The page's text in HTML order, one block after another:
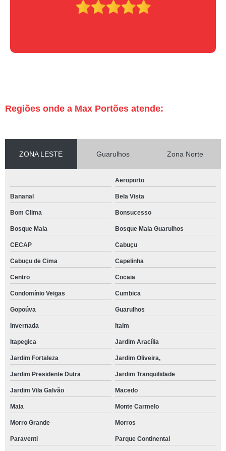
Regiões onde a Max Portões atende:
ZONA LESTE Guarulhos Zona Norte
Aeroporto
Bananal Bela Vista
Bom Clima Bonsucesso
Bosque Maia Bosque Maia Guarulhos
CECAP Cabuçu
Cabuçu de Cima Capelinha
Centro Cocaia
Condomínio Veigas Cumbica
Gopoúva Guarulhos
Invernada Itaim
Itapegica Jardim Aracília
Jardim Fortaleza Jardim Oliveira,
Jardim Presidente Dutra Jardim Tranquilidade
Jardim Vila Galvão Macedo
Maia Monte Carmelo
Morro Grande Morros
Paraventi Parque Continental